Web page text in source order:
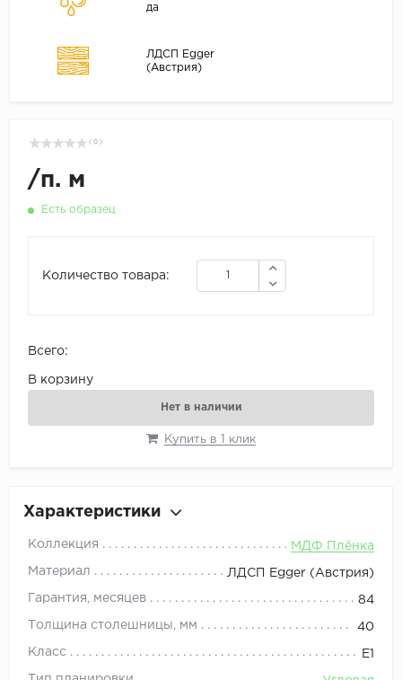
да
ЛДСП Egger
(Австрия)
( 0 )
/п. м
Есть образец
Количество товара:
Всего:
В корзину
Нет в наличии
Купить в 1 клик
Характеристики
Коллекция МДФ Плёнка
Материал ЛДСП Egger (Австрия)
Гарантия, месяцев 84
Толщина столешницы, мм 40
Класс E1